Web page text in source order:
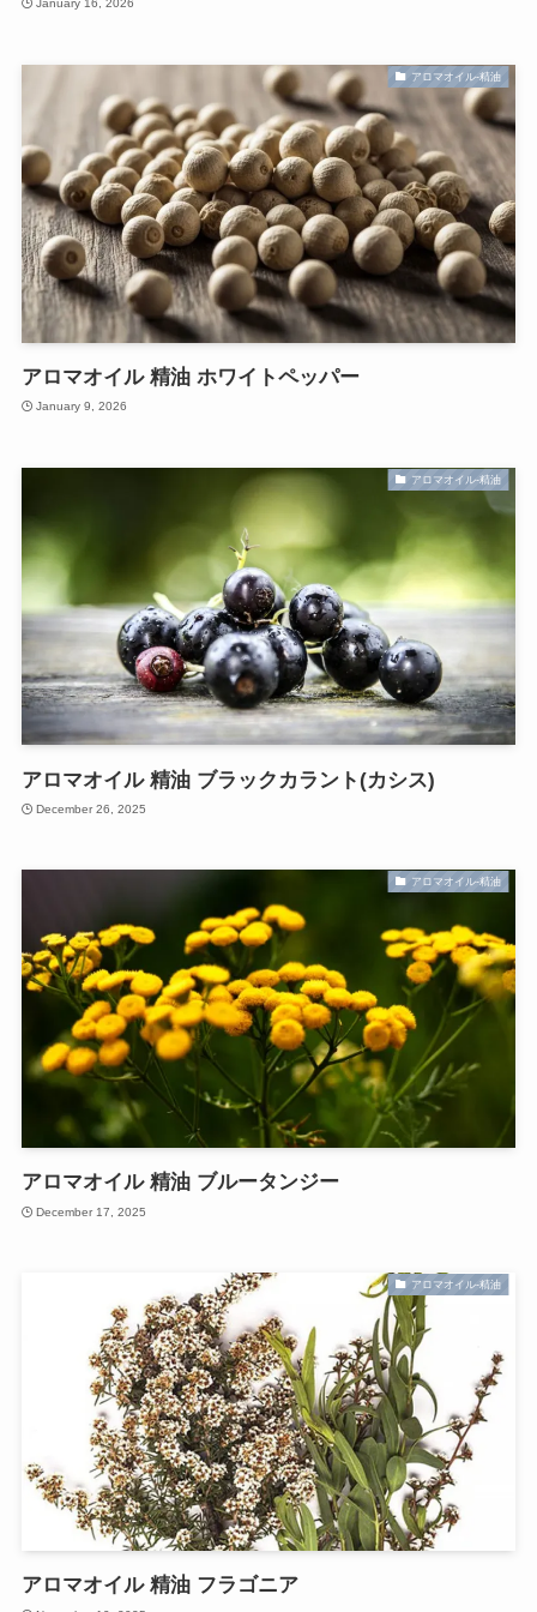
January 16, 2026
アロマオイル-精油
アロマオイル 精油 ホワイトペッパー
January 9, 2026
アロマオイル-精油
アロマオイル 精油 ブラックカラント(カシス)
December 26, 2025
アロマオイル-精油
アロマオイル 精油 ブルータンジー
December 17, 2025
アロマオイル-精油
アロマオイル 精油 フラゴニア